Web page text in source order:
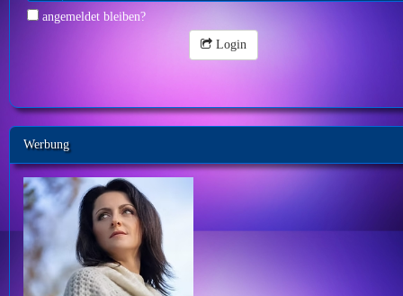
angemeldet bleiben?
Login
Werbung